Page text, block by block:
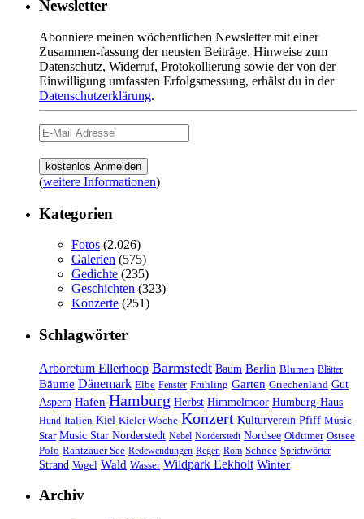
Newsletter
Abonniere meinen wöchentlichen Newsletter mit einer
Zusammen-fassung der neusten Beiträge. Hinweise zum
Datenschutz, Widerruf, Protokollierung sowie der von der
Einwilligung umfassten Erfolgsmessung, erhälst du in der
Datenschutzerklärung.
(weitere Informationen)
Kategorien
Fotos (2.026)
Galerien (575)
Gedichte (235)
Geschichten (323)
Konzerte (251)
Schlagwörter
Arboretum Ellerhoop Barmstedt Baum Berlin Blumen Blätter
Bäume Dänemark Elbe Fenster Frühling Garten Griechenland Gut
Aspern Hafen Hamburg Herbst Himmelmoor Humburg-Haus
Hund Italien Kiel Kieler Woche Konzert Kulturverein Pfiff Music
Star Music Star Norderstedt Nebel Norderstedt Nordsee Oldtimer Ostsee
Polo Rantzauer See Redewendungen Regen Rom Schnee Sprichwörter
Strand Vogel Wald Wasser Wildpark Eekholt Winter
Archiv